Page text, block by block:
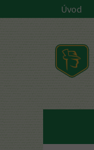
Úvod